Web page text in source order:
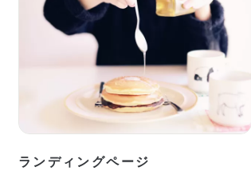
ランディングページ